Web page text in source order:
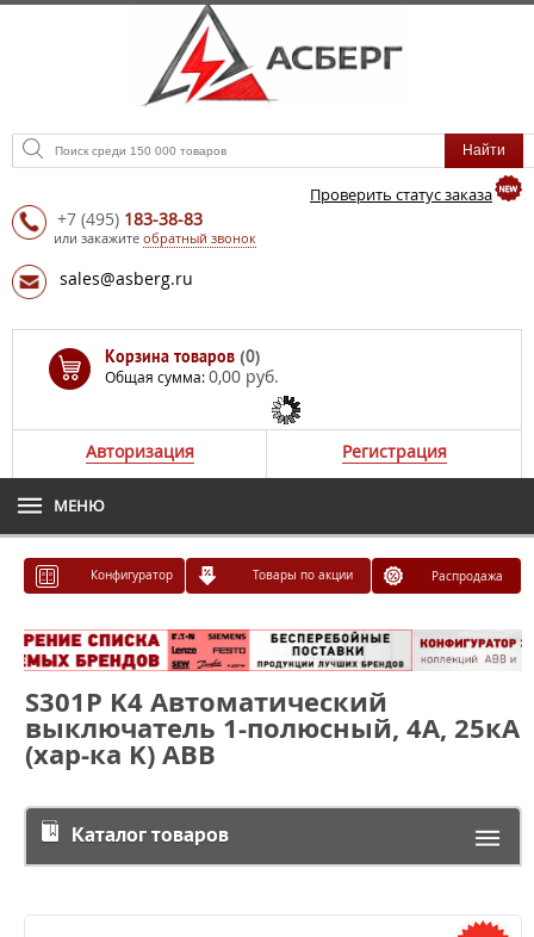
Проверить статус заказа
+7 (495) 183-38-83
или закажите обратный звонок
sales@asberg.ru
Корзина товаров (0)
Общая сумма:0,00 руб.
Авторизация Регистрация
МЕНЮ
Конфигуратор Товары по акции Распродажа
S301P K4 Автоматический
выключатель 1-полюсный, 4А, 25кА
(хар-ка K) ABB
Каталог товаров